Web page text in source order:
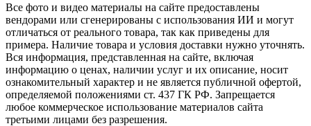
Все фото и видео материалы на сайте предоставлены
вендорами или сгенерированы с использования ИИ и могут
отличаться от реального товара, так как приведены для
примера. Наличие товара и условия доставки нужно уточнять.
Вся информация, представленная на сайте, включая
информацию о ценах, наличии услуг и их описание, носит
ознакомительный характер и не является публичной офертой,
определяемой положениями ст. 437 ГК РФ. Запрещается
любое коммерческое использование материалов сайта
третьими лицами без разрешения.